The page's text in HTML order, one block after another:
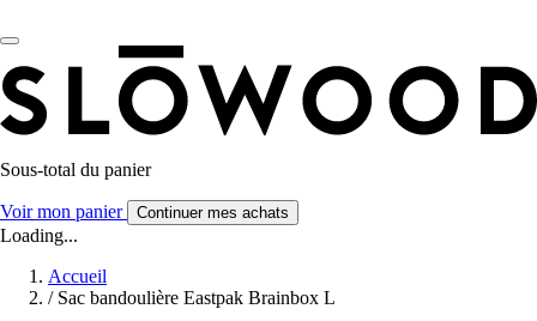
Sous-total du panier
Voir mon panier Continuer mes achats
Loading...
Accueil
/ Sac bandoulière Eastpak Brainbox L